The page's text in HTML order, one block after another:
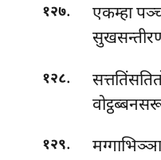
१२७. एकम्हा
१२८.
१२९.